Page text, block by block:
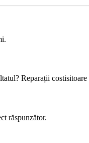
Reparații costisitoare
răspunzător.